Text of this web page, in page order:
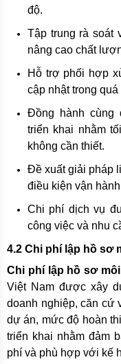
độ.
Tập trung rà soát
nâng cao chất
Hỗ trợ phối hợp
cập nhật trong
Đồng hành cùng
triển khai nhằm
không cần thiết.
Đề xuất giải pháp
điều kiện vận
Chi phí dịch vụ
công việc và nhu
4.2 Chi phí lập hồ sơ
Chi phí lập hồ sơ
Việt Nam được xây
doanh nghiệp, căn cứ
dự án, mức độ hoàn
triển khai nhằm đảm
phí và phù hợp với kế